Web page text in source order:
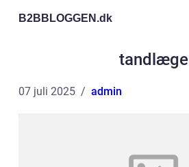
B2BBLOGGEN.dk
tandlæge
07 juli 2025 admin